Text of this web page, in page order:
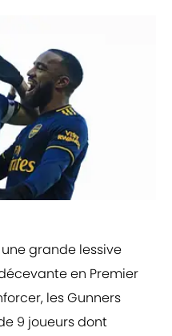
grande lessive
en Premier
les Gunners
9 joueurs dont